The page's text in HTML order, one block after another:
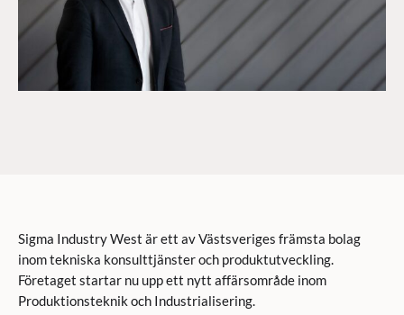
Sigma Industry West är ett av Västsveriges främsta bolag
inom tekniska konsulttjänster och produktutveckling.
Företaget startar nu upp ett nytt affärsområde inom
Produktionsteknik och Industrialisering.